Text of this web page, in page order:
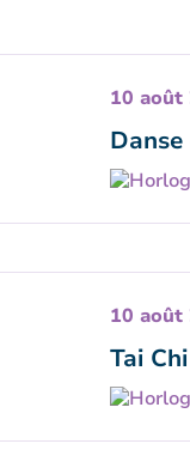
10 août
10 août
Tai